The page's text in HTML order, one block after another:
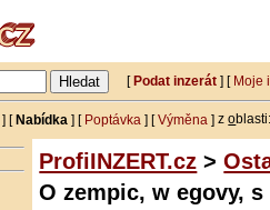
[Podat inzerát ] [ Moje
] [Nabídka ] [ Poptávka ] [Výměna ]zo
ProfiINZERT.cz >
O zempic, w egovy,